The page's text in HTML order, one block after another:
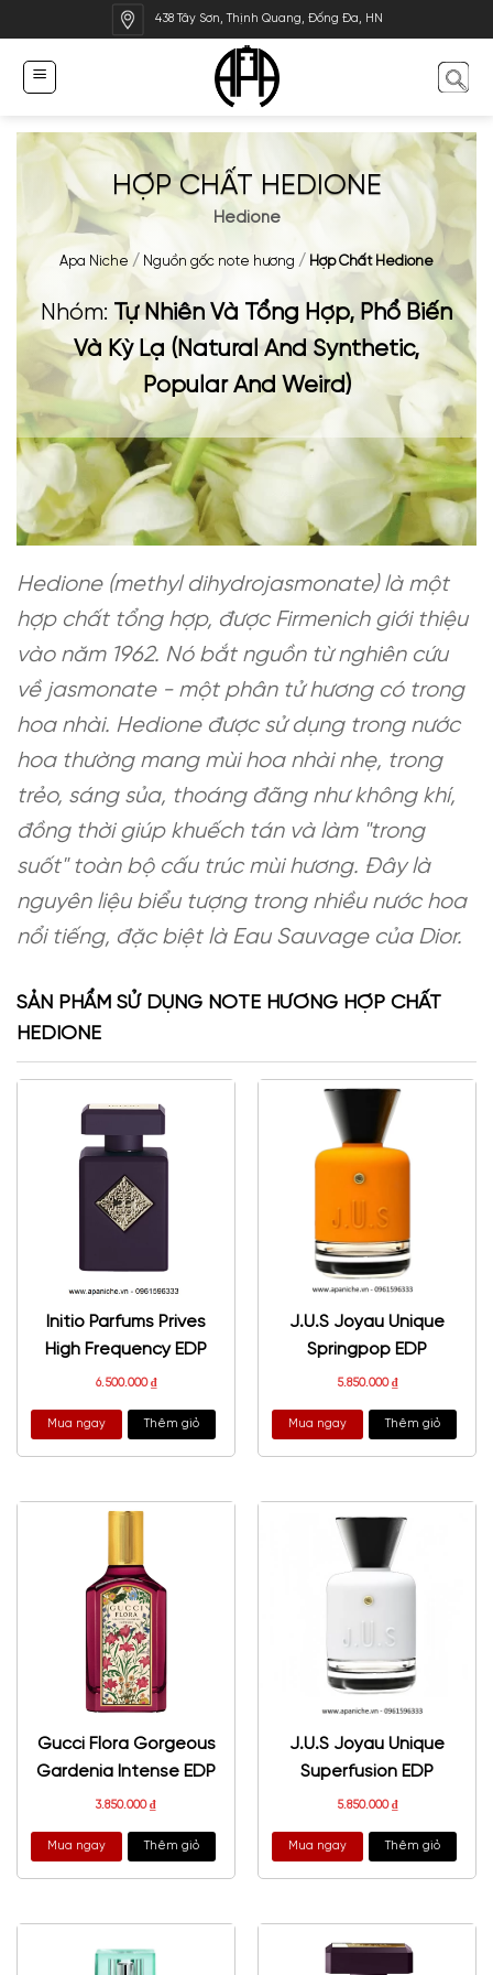
qua
dung
438 Tây Sơn, Thịnh Quang, Đống Đa, HN
HỢP CHẤT HEDIONE
Hedione
Apa Niche / Nguồn gốc note hương / Hợp Chất Hedione
Nhóm: Tự Nhiên Và Tổng Hợp, Phổ Biến
Và Kỳ Lạ (Natural And Synthetic,
Popular And Weird)
Hedione (methyl dihydrojasmonate) là một
hợp chất tổng hợp, được Firmenich giới thiệu
vào năm 1962. Nó bắt nguồn từ nghiên cứu
về jasmonate - một phân tử hương có trong
hoa nhài. Hedione được sử dụng trong nước
hoa thường mang mùi hoa nhài nhẹ, trong
trẻo, sáng sủa, thoáng đãng như không khí,
đồng thời giúp khuếch tán và làm "trong
suốt" toàn bộ cấu trúc mùi hương. Đây là
nguyên liệu biểu tượng trong nhiều nước hoa
nổi tiếng, đặc biệt là Eau Sauvage của Dior.
SẢN PHẨM SỬ DỤNG NOTE HƯƠNG HỢP CHẤT
HEDIONE
Initio Parfums Prives
High Frequency EDP
6.500.000₫
Mua ngay Thêm giỏ
J.U.S Joyau Unique
Springpop EDP
5.850.000₫
Mua ngay Thêm giỏ
Gucci Flora Gorgeous
Gardenia Intense EDP
3.850.000₫
Mua ngay Thêm giỏ
J.U.S Joyau Unique
Superfusion EDP
5.850.000₫
Mua ngay Thêm giỏ